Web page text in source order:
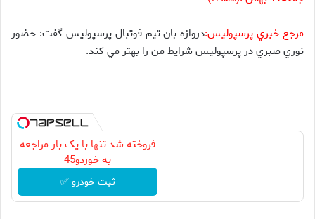
مرجع خبري پرسپوليس:دروازه بان تيم فوتبال پرسپوليس گفت: حضور
نوري صبري در پرسپوليس شرايط من را بهتر مي كند.
فروخته شد تنها با یک بار مراجعه
به خوردو45
ثبت خودرو ✅